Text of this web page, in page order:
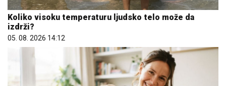
Koliko visoku temperaturu ljudsko telo može da
izdrži?
05. 08. 2026 14:12